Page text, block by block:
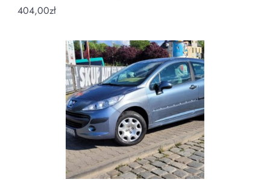
404,00zł